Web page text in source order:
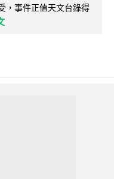
，事件正值天文台錄得